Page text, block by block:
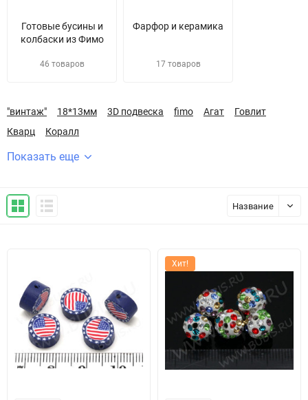
Готовые бусины и
колбаски из Фимо
46 товаров
Фарфор и керамика
17 товаров
"винтаж" 18*13мм 3D подвеска fimo Агат
Говлит
Кварц
Коралл
Показать еще
Название
Хит!